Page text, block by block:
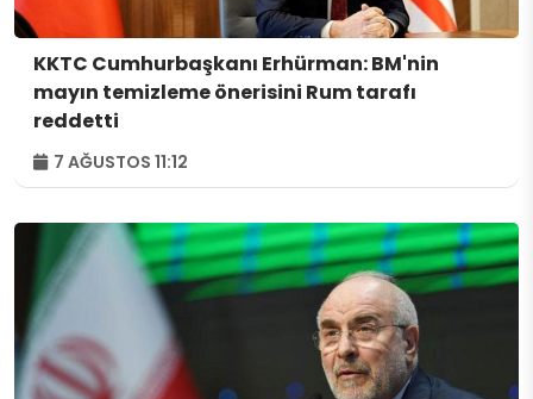
KKTC Cumhurbaşkanı Erhürman: BM'nin
mayın temizleme önerisini Rum tarafı
reddetti
7 AĞUSTOS 11:12